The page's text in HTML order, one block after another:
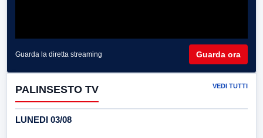
Guarda la diretta streaming Guarda ora
PALINSESTO TV VEDI TUTTI
LUNEDI 03/08